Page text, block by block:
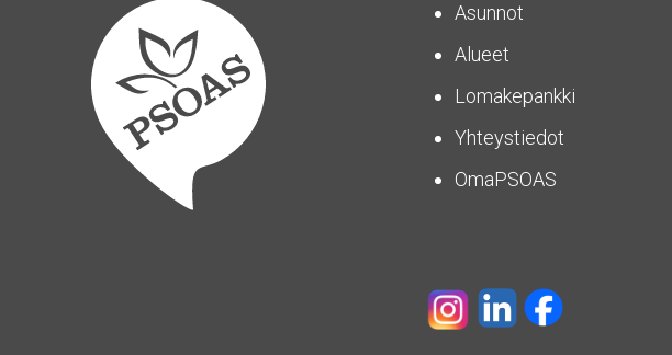
Asunnot
Alueet
Lomakepankki
Yhteystiedot
OmaPSOAS